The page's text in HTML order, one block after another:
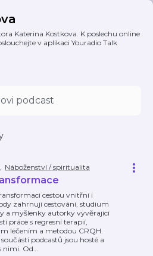
Katerina Kostkova. K poslechu online
v aplikaci Youradio Talk
, Náboženství / spiritualita
cestou vnitřní i
zahrnují cestování, studium
a myšlenky autorky vyvěrající
práce s regresní terapií,
léčením a metodou CRQH.
podcastů jsou hosté a
nimi. Od…